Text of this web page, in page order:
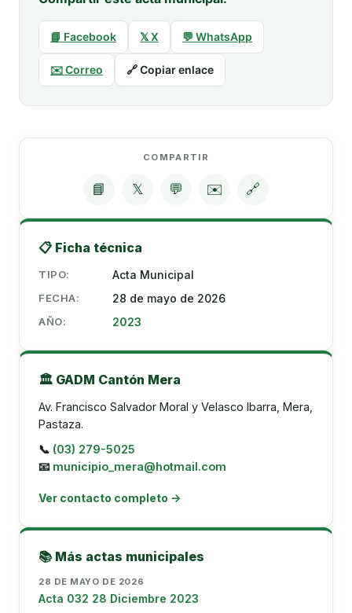
📘 Facebook 𝕏 X 💬 WhatsApp
✉️ Correo 🔗 Copiar enlace
COMPARTIR
📘 𝕏 💬 ✉️ 🔗
📋 Ficha técnica
TIPO: Acta Municipal
FECHA: 28 de mayo de 2026
AÑO: 2023
🏛️ GADM Cantón Mera
Av. Francisco Salvador Moral y Velasco Ibarra, Mera,
Pastaza.
📞 (03) 279-5025
📧 municipio_mera@hotmail.com
Ver contacto completo →
📚 Más actas municipales
28 DE MAYO DE 2026
Acta 032 28 Diciembre 2023